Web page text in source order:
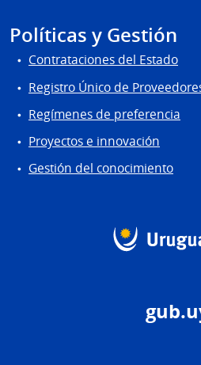
Políticas y Gestión
Contrataciones del Estado
Registro Único de
Regímenes de preferencia
Proyectos e innovación
Gestión del conocimiento